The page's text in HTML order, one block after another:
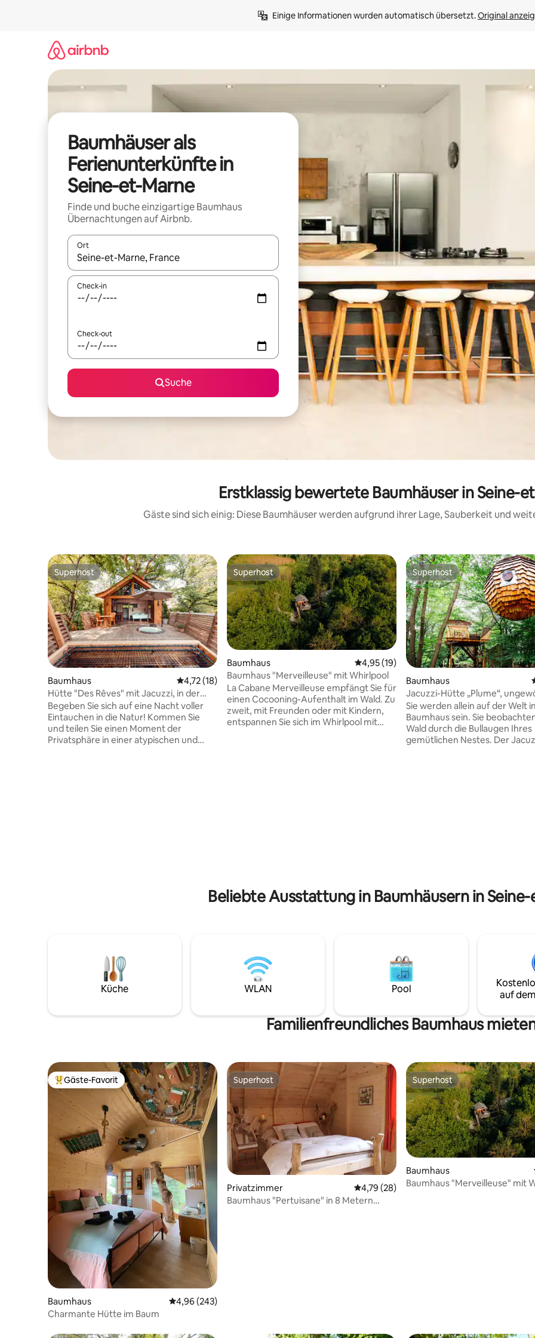
Einige Informationen wurden automatisch übersetzt. Original
Baumhäuser als
Ferienunterkünfte in
Seine-et-Marne
Finde und buche einzigartige Baumhaus
Übernachtungen auf Airbnb.
Ort
Wenn Ergebnisse verfügbar sind, navigiere mit den Pfeiltasten nach oben und unten oder erkunde die Ergebnisse
Check-in
Check-out
Suche
Erstklassig bewertete Baumhäuser in Seine-
Gäste sind sich einig: Diese Baumhäuser werden aufgrund ihrer Lage, Sauberkeit und
Superhost
Superhost
Baumhaus Durchschnittliche Bewertung: 4,72 von 5, 18 Bewertungen
4,72 (18)
Hütte "Des Rêves" mit Jacuzzi, in der
Nähe von Paris
Begeben Sie sich auf eine Nacht voller
Eintauchen in die Natur! Kommen Sie
und teilen Sie einen Moment der
Privatsphäre in einer atypischen und
Superhost
Superhost
Baumhaus Durchschnittliche Bewertung: 4,95 von 5,
4,95 (19)
Baumhaus "Merveilleuse" mit Whirlpool
La Cabane Merveilleuse empfängt Sie für
einen Cocooning-Aufenthalt im Wald. Zu
zweit, mit Freunden oder mit Kindern,
entspannen Sie sich im Whirlpool mit
Superhost
Superhost
Baumhaus
Jacuzzi-Hütte „Plume“,
Nacht in der Nähe von Paris
Sie werden allein auf der Welt
Baumhaus sein. Sie
Wald durch die Bullaugen Ihres
gemütlichen Nestes. Der
Beliebte Ausstattung in Baumhäusern in
Küche WLAN Pool
auf
Familienfreundliches Baumhaus
Beliebter Gäste-Favorit.
Gäste-Favorit
Baumhaus Durchschnittliche Bewertung: 4,96 von 5, 243 Bewertungen
4,96 (243)
Charmante Hütte im Baum
Superhost
Superhost
Privatzimmer Durchschnittliche Bewertung: 4,79 von 5,
4,79 (28)
Baumhaus "Pertuisane" in 8 Metern
Superhost
Superhost
Baumhaus
Baumhaus "Merveilleuse" mit